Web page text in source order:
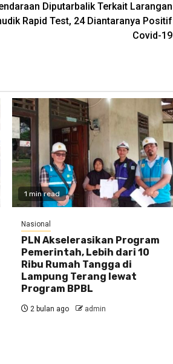
Diputarbalik Terkait Larangan
Rapid Test, 24 Diantaranya Positif
Covid-19
1 min read
Nasional
PLN Akselerasikan Program
Pemerintah, Lebih dari 10
Ribu Rumah Tangga di
Lampung Terang lewat
Program BPBL
2 bulan ago admin